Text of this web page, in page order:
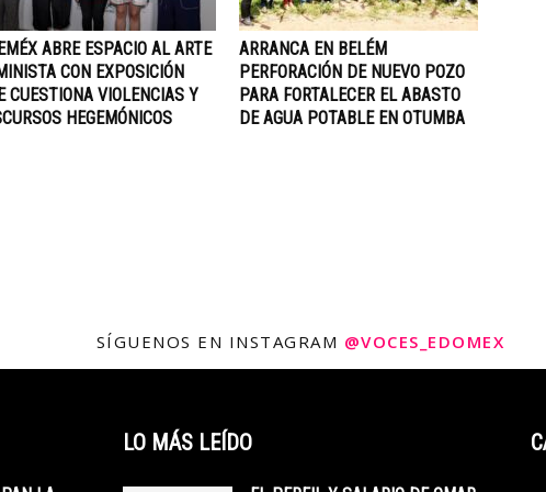
ABRE ESPACIO AL ARTE
CON EXPOSICIÓN
CUESTIONA VIOLENCIAS Y
HEGEMÓNICOS
ARRANCA EN BELÉM
PERFORACIÓN DE NUEVO POZO
PARA FORTALECER EL ABASTO
DE AGUA POTABLE EN OTUMBA
SÍGUENOS EN INSTAGRAM @VOCES_EDOMEX
LO MÁS LEÍDO